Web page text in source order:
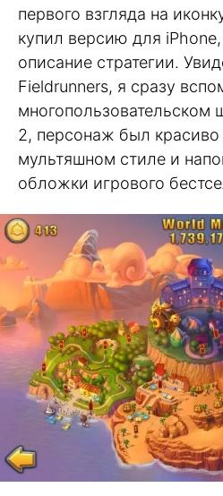
первого взгляда на
купил версию для iPhone,
описание стратегии.
Fieldrunners, я сразу
многопользовательском
2, персонаж был красиво
мультяшном стиле и
обложки игрового